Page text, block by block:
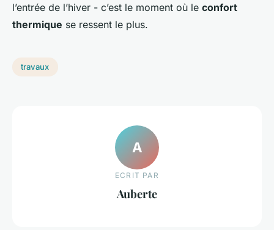
l’entrée de l’hiver - c’est le moment où le confort
thermique se ressent le plus.
travaux
A
ECRIT PAR
Auberte